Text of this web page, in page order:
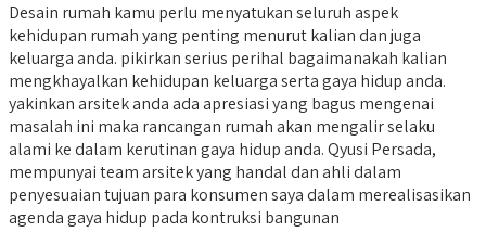
Desain rumah kamu perlu menyatukan seluruh aspek
kehidupan rumah yang penting menurut kalian dan juga
keluarga anda. pikirkan serius perihal bagaimanakah kalian
mengkhayalkan kehidupan keluarga serta gaya hidup anda.
yakinkan arsitek anda ada apresiasi yang bagus mengenai
masalah ini maka rancangan rumah akan mengalir selaku
alami ke dalam kerutinan gaya hidup anda. Qyusi Persada,
mempunyai team arsitek yang handal dan ahli dalam
penyesuaian tujuan para konsumen saya dalam merealisasikan
agenda gaya hidup pada kontruksi bangunan